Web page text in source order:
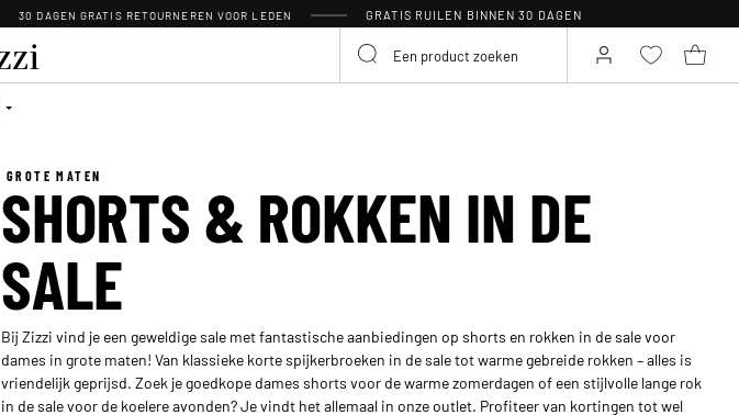
30 DAGEN GRATIS RETOURNEREN VOOR LEDEN GRATIS RUILEN BINNEN 30 DAGEN
GROTE MATEN
SHORTS & ROKKEN IN DE
SALE
Bij Zizzi vind je een geweldige sale met fantastische aanbiedingen op shorts en rokken in de sale voor
dames in grote maten! Van klassieke korte spijkerbroeken in de sale tot warme gebreide rokken – alles is
vriendelijk geprijsd. Zoek je goedkope dames shorts voor de warme zomerdagen of een stijlvolle lange rok
in de sale voor de koelere avonden? Je vindt het allemaal in onze outlet. Profiteer van kortingen tot wel